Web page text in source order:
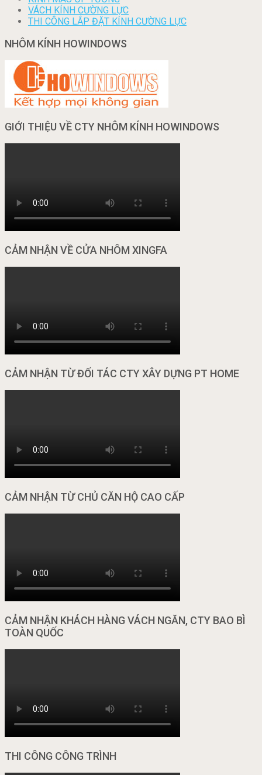
VÁCH KÍNH CƯỜNG LỰC
THI CÔNG LẮP ĐẶT KÍNH CƯỜNG LỰC
NHÔM KÍNH HOWINDOWS
GIỚI THIỆU VỀ CTY NHÔM KÍNH HOWINDOWS
CẢM NHẬN VỀ CỬA NHÔM XINGFA
CẢM NHẬN TỪ ĐỐI TÁC CTY XÂY DỰNG PT HOME
CẢM NHẬN TỪ CHỦ CĂN HỘ CAO CẤP
CẢM NHẬN KHÁCH HÀNG VÁCH NGĂN, CTY BAO BÌ
TOÀN QUỐC
THI CÔNG CÔNG TRÌNH